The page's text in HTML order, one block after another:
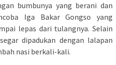
bumbunya yang berani dan
Iga Bakar Gongso yang
lepas dari tulangnya. Selain
dipadukan dengan lalapan
nasi berkali-kali.